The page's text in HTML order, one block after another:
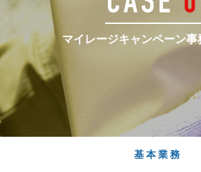
マイレージキャンペーン事
基本業務